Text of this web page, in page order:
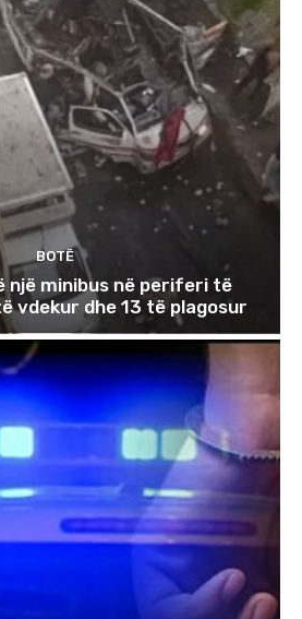
BOTË
një minibus në periferi të
vdekur dhe 13 të plagosur